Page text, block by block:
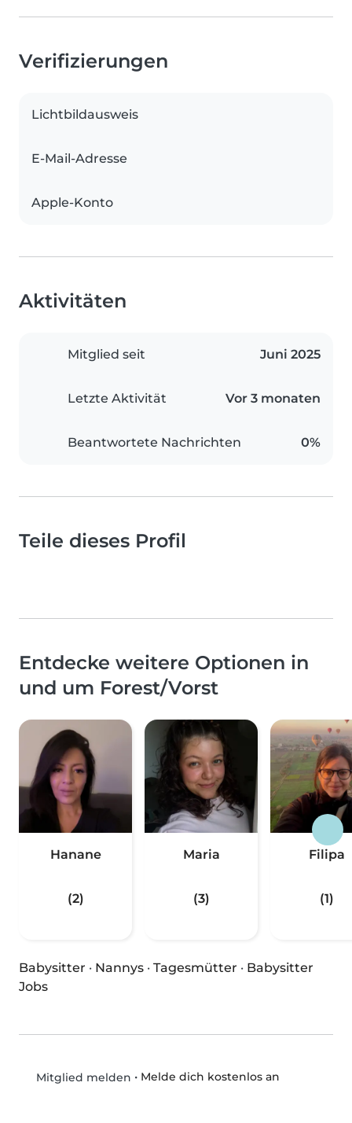
Verifizierungen
Lichtbildausweis
E-Mail-Adresse
Apple-Konto
Aktivitäten
Mitglied seit Juni 2025
Letzte Aktivität Vor 3 monaten
Beantwortete Nachrichten 0%
Teile dieses Profil
Entdecke weitere Optionen in
und um Forest/Vorst
Hanane
(2)
Maria
(3)
Filipa
(1)
Babysitter · Nannys · Tagesmütter · Babysitter
Jobs
Mitglied melden • Melde dich kostenlos an